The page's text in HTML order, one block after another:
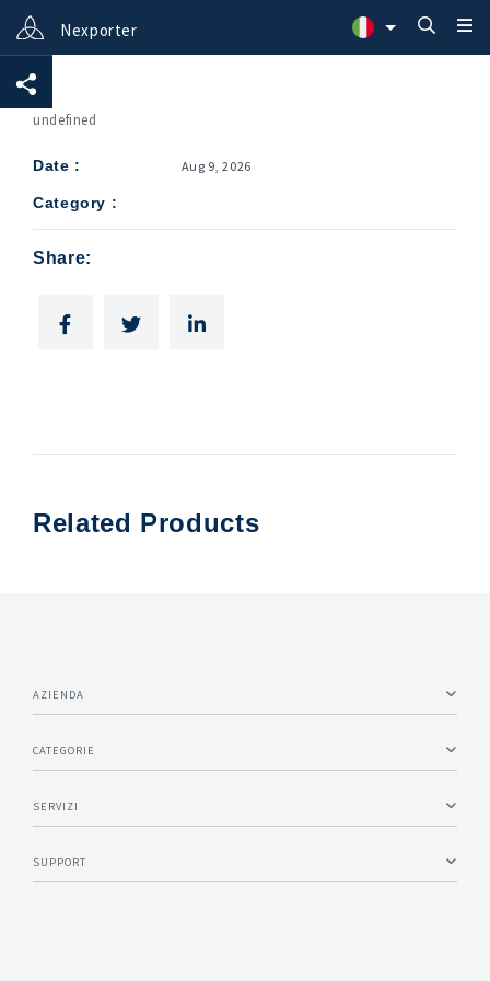
Nexporter
undefined
Date : Aug 9, 2026
Category :
Share:
Related Products
AZIENDA
Prodotti
Servizi
CATEGORIE
SERVIZI
SUPPORT